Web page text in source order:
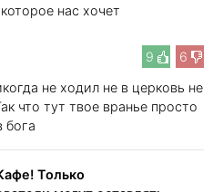
нас хочет
9
6
не ходил не в церковь не
что тут твое вранье просто
бога
Только